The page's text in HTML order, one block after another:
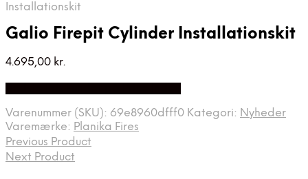
Installationskit
Galio Firepit Cylinder Installationskit
4.695,00 kr.
Varenummer (SKU): 69e8960dfff0 Kategori: Nyheder
Varemærke: Planika Fires
Previous Product
Next Product